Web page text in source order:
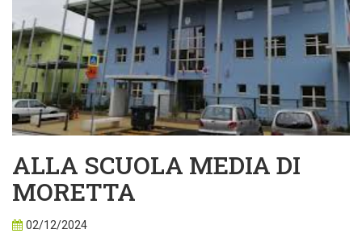
ALLA SCUOLA MEDIA DI
MORETTA
02/12/2024